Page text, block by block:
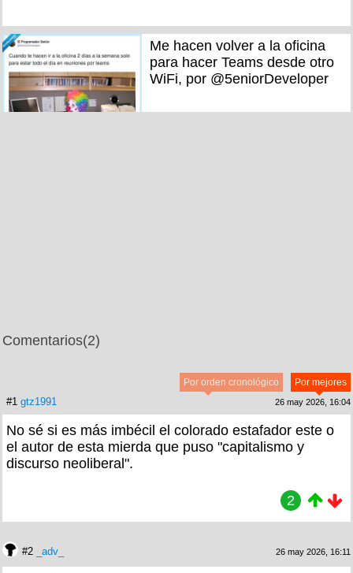
Me hacen volver a la oficina
para hacer Teams desde otro
WiFi, por @5eniorDeveloper
Comentarios(2)
Por mejores
Por orden cronológico
#1 gtz1991 26 may 2026, 16:04
No sé si es más imbécil el colorado estafador este o
el autor de esta mierda que puso "capitalismo y
discurso neoliberal".
2
#2 _adv_ 26 may 2026, 16:11